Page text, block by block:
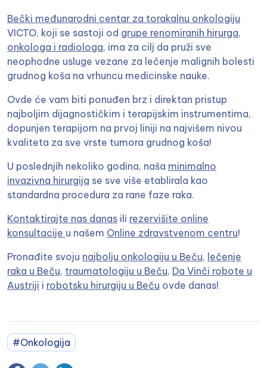
Bečki međunarodni centar za torakalnu onkologiju
VICTO, koji se sastoji od grupe renomiranih hirurga,
onkologa i radiologa, ima za cilj da pruži sve
neophodne usluge vezane za lečenje malignih bolesti
grudnog koša na vrhuncu medicinske nauke.
Ovde će vam biti ponuđen brz i direktan pristup
najboljim dijagnostičkim i terapijskim instrumentima,
dopunjen terapijom na prvoj liniji na najvišem nivou
kvaliteta za sve vrste tumora grudnog koša!
U poslednjih nekoliko godina, naša minimalno
invazivna hirurgija se sve više etablirala kao
standardna procedura za rane faze raka.
Kontaktirajte nas danas ili rezervišite online
konsultacije u našem Online zdravstvenom centru!
Pronađite svoju najbolju onkologiju u Beču, lečenje
raka u Beču, traumatologiju u Beču, Da Vinči robote u
Austriji i robotsku hirurgiju u Beču ovde danas!
#Onkologija